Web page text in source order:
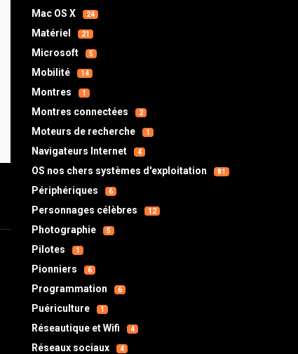
Mac OS X 24
Matériel 21
Microsoft 5
Mobilité 14
Montres 1
Montres connectées 2
Moteurs de recherche 1
Navigateurs Internet 4
OS nos chers systèmes d'exploitation 81
Périphériques 6
Personnages célèbres 12
Photographie 5
Pilotes 1
Pionniers 6
Programmation 6
Puériculture 1
Réseautique et Wifi 4
Réseaux sociaux 4